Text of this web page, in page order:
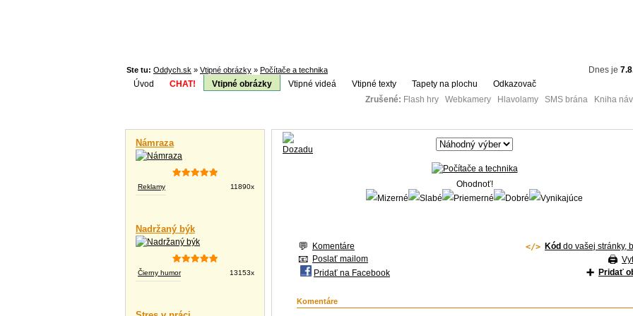
Ste tu: Oddych.sk » Vtipné obrázky » Počítače a technika Dnes je
Úvod
CHAT! Vtipné obrázky Vtipné videá Vtipné texty Tapety na plochu
Odkazovač
Zrušené: Flash hry Webkamery Hlavolamy SMS brána Kniha
Námraza
Reklamy 11890x
Nadržaný býk
Čierny humor 13153x
Ohodnoť!
Komentáre
Poslať mailom
Pridať na Facebook
Kód do vašej stránky,
Pridať
Komentáre